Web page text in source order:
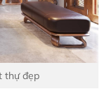
thự đẹp